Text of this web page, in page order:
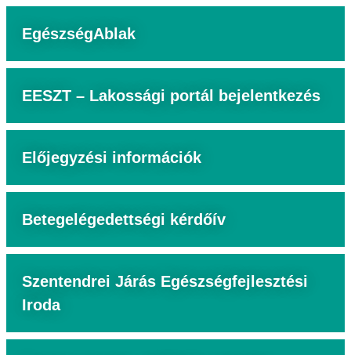
EgészségAblak
EESZT – Lakossági portál bejelentkezés
Előjegyzési információk
Betegelégedettségi kérdőív
Szentendrei Járás Egészségfejlesztési
Iroda